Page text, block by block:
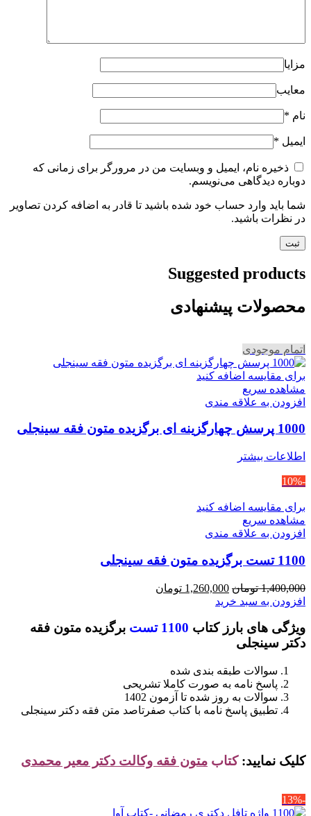
مزایا
معایب
نام *
ایمیل *
ذخیره نام، ایمیل و وبسایت من در مرورگر برای زمانی که
دوباره دیدگاهی می‌نویسم.
شما باید وارد حساب خود شده باشید تا قادر به اضافه کردن تصاویر
در نظرات باشید.
Suggested products
محصولات پیشنهادی
اتمام موجودی
برای مقایسه اضافه کنید
مشاهده سریع
افزودن به علاقه مندی
1000 پرسش چهارگزینه ای برگزیده متون فقه سینجلی
اطلاعات بیشتر
-10%
برای مقایسه اضافه کنید
مشاهده سریع
افزودن به علاقه مندی
1100 تست برگزیده متون فقه سینجلی
1,400,000 تومان قیمت
اصلی
بود.
1,260,000 تومان
است.
افزودن به سبد خرید
ویژگی های بارز کتاب 1100 تست
برگزیده متون فقه
دکتر سینجلی
سوالات طبقه بندی شده
پاسخ نامه به صورت کاملا تشریحی
سوالات به روز شده تا آزمون 1402
تطبیق پاسخ نامه با کتاب صفرتاصد متن فقه دکتر سینجلی
کلیک نمایید: کتاب متون فقه وکالت دکتر معیر محمدی
-13%